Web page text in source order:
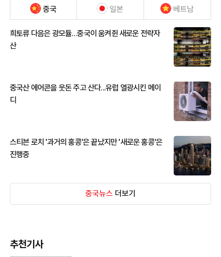
중국 일본 베트남
희토류 다음은 광모듈…중국이 움켜쥔 새로운 전략자
산
중국산 에어콘을 웃돈 주고 산다...유럽 열광시킨 메이
디
스티븐 로치 '과거의 홍콩'은 끝났지만 '새로운 홍콩'은
진행중
중국뉴스 더보기
추천기사